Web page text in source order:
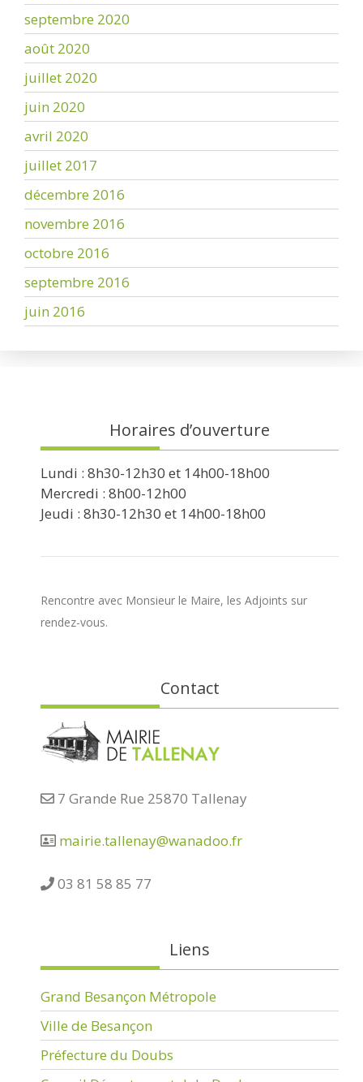
septembre 2020
août 2020
juillet 2020
juin 2020
avril 2020
juillet 2017
décembre 2016
novembre 2016
octobre 2016
septembre 2016
juin 2016
Horaires d’ouverture
Lundi : 8h30-12h30 et 14h00-18h00
Mercredi : 8h00-12h00
Jeudi : 8h30-12h30 et 14h00-18h00
Rencontre avec Monsieur le Maire, les Adjoints sur
rendez-vous.
Contact
7 Grande Rue 25870 Tallenay
mairie.tallenay@wanadoo.fr
03 81 58 85 77
Liens
Grand Besançon Métropole
Ville de Besançon
Préfecture du Doubs